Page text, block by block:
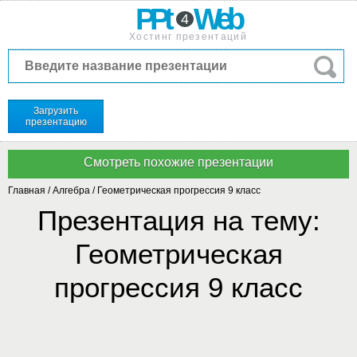
PPt 4 Web
Хостинг презентаций
Загрузить
презентацию
Главная /Алгебра / Геометрическая прогрессия 9 класс
Презентация на тему:
Геометрическая
прогрессия 9 класс